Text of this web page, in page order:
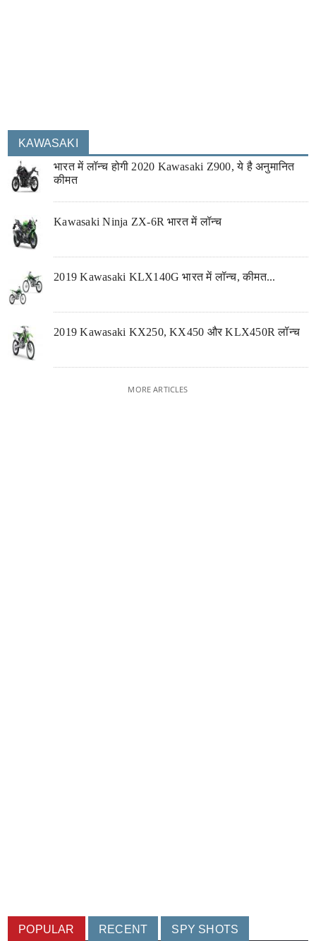
KAWASAKI
भारत में लॉन्च होगी 2020 Kawasaki Z900, ये है अनुमानित
कीमत
Kawasaki Ninja ZX-6R भारत में लॉन्च
2019 Kawasaki KLX140G भारत में लॉन्च, कीमत...
2019 Kawasaki KX250, KX450 और KLX450R लॉन्च
MORE ARTICLES
POPULAR RECENT
SPY SHOTS